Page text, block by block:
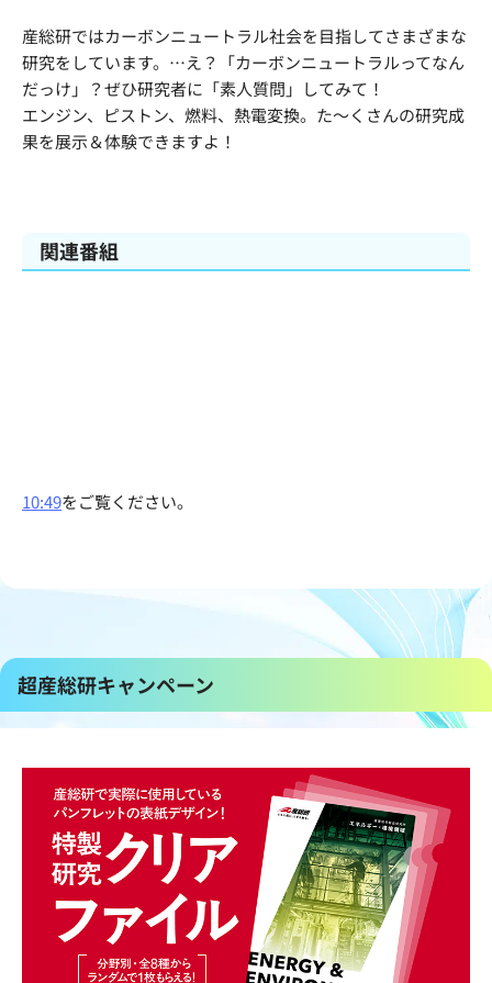
産総研ではカーボンニュートラル社会を目指してさまざまな
研究をしています。…え？「カーボンニュートラルってなん
だっけ」？ぜひ研究者に「素人質問」してみて！
エンジン、ピストン、燃料、熱電変換。た～くさんの研究成
果を展示＆体験できますよ！
関連番組
10:49をご覧ください。
超産総研キャンペーン